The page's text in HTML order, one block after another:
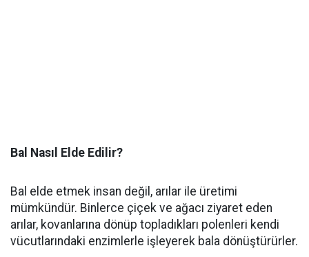
Bal Nasıl Elde Edilir?
Bal elde etmek insan değil, arılar ile üretimi
mümkündür. Binlerce çiçek ve ağacı ziyaret eden
arılar, kovanlarına dönüp topladıkları polenleri kendi
vücutlarındaki enzimlerle işleyerek bala dönüştürürler.